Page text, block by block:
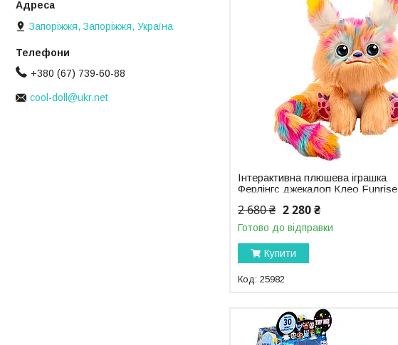
Інтерактивна плюшева іграшка
Ферлінгс джекалоп Клео Funrise
2 680 ₴ 2 280 ₴
Готово до відправки
Купити
25982
Запоріжжя, Запоріжжя, Україна
+380 (67) 739-60-88
cool-doll@ukr.net